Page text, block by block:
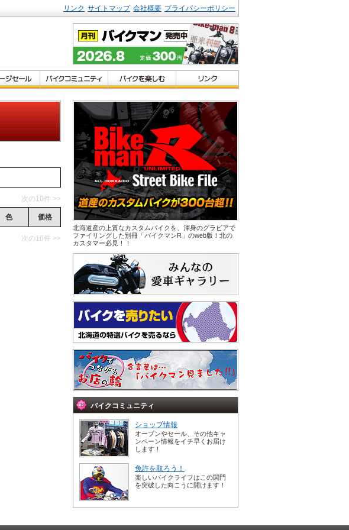
リンク サイトマップ 会社概要 プライバシーポリシー
次の10件 >>
色 価格
次の10件 >>
北海道産の上質なカスタムバイクを、渾身のグラビアで
ファイリングした別冊「バイクマンR」のweb版！北の
カスタマー必見！！
バイクコミュニティ
ショップ情報
オープンやセール、その他キャ
ンペーン情報をイチ早くお届け
します！
免許を取ろう！
楽しいバイクライフはこの関門
を突破した向こうに開けます！